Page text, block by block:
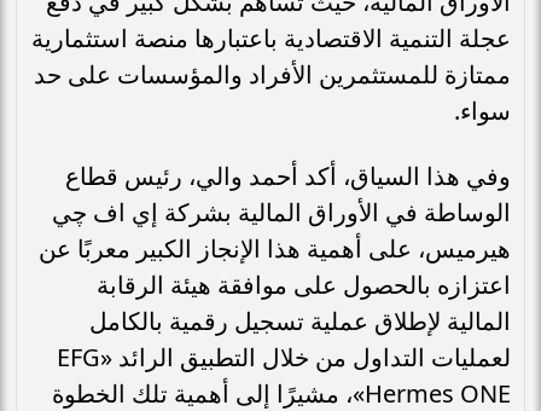
عجلة التنمية الاقتصادية باعتبارها منصة استثمارية
ممتازة للمستثمرين الأفراد والمؤسسات على حد
سواء.
وفي هذا السياق، أكد أحمد والي، رئيس قطاع
الوساطة في الأوراق المالية بشركة إي اف چي
هيرميس، على أهمية هذا الإنجاز الكبير معربًا عن
اعتزازه بالحصول على موافقة هيئة الرقابة
المالية لإطلاق عملية تسجيل رقمية بالكامل
لعمليات التداول من خلال التطبيق الرائد «EFG
Hermes ONE»، مشيرًا إلى أهمية تلك الخطوة